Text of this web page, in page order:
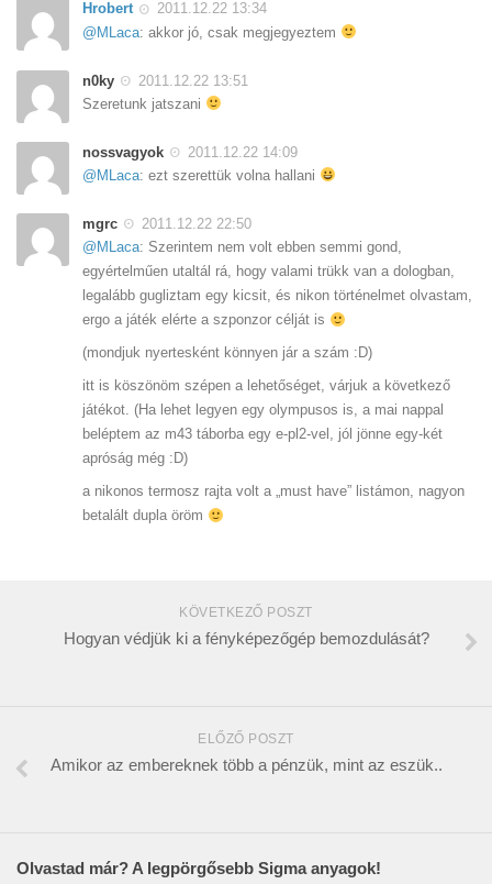
Hrobert
2011.12.22 13:34
@MLaca: akkor jó, csak megjegyeztem
n0ky
2011.12.22 13:51
Szeretunk jatszani
nossvagyok
2011.12.22 14:09
@MLaca: ezt szerettük volna hallani
mgrc
2011.12.22 22:50
@MLaca: Szerintem nem volt ebben semmi gond,
egyértelműen utaltál rá, hogy valami trükk van a dologban,
legalább gugliztam egy kicsit, és nikon történelmet olvastam,
ergo a játék elérte a szponzor célját is
(mondjuk nyertesként könnyen jár a szám :D)
itt is köszönöm szépen a lehetőséget, várjuk a következő
játékot. (Ha lehet legyen egy olympusos is, a mai nappal
beléptem az m43 táborba egy e-pl2-vel, jól jönne egy-két
apróság még :D)
a nikonos termosz rajta volt a „must have” listámon, nagyon
betalált dupla öröm
KÖVETKEZŐ POSZT
Hogyan védjük ki a fényképezőgép bemozdulását?
ELŐZŐ POSZT
Amikor az embereknek több a pénzük, mint az eszük..
Olvastad már? A legpörgősebb Sigma anyagok!